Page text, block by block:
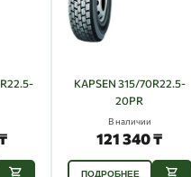
KAPSEN 315/70R22.5-
20PR
В наличии
121 340 ₸
ПОДРОБНЕЕ